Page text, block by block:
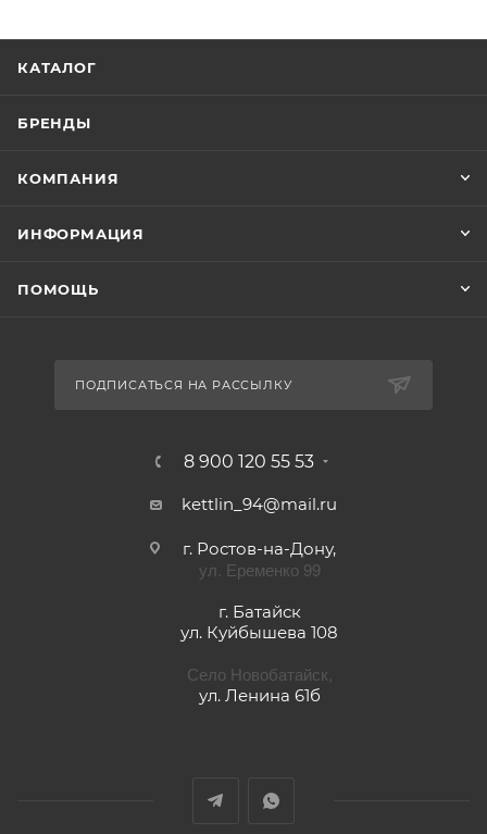
КАТАЛОГ
БРЕНДЫ
КОМПАНИЯ
ИНФОРМАЦИЯ
ПОМОЩЬ
ПОДПИСАТЬСЯ НА РАССЫЛКУ
8 900 120 55 53
kettlin_94@mail.ru
г. Ростов-на-Дону,
ул. Еременко 99
г. Батайск
ул. Куйбышева 108
Село Новобатайск,
ул. Ленина 61б